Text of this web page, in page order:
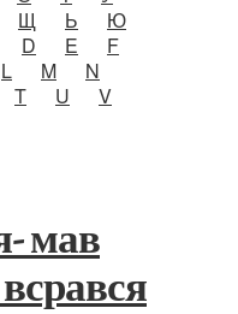
Щ Ь
Ю
D E
F
L M
N
T U
V
мав